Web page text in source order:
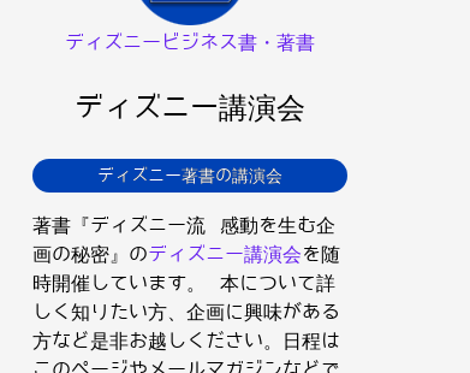
ディズニービジネス書・著書
ディズニー講演会
ディズニー著書の講演会
著書『ディズニー流 感動を生む企
画の秘密』のディズニー講演会を随
時開催しています。 本について詳
しく知りたい方、企画に興味がある
方など是非お越しください。日程は